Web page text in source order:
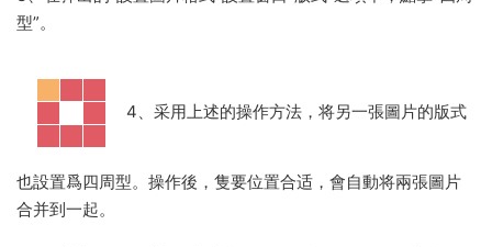
型”。
4、采用上述的操作方法，将另一張圖片的版式
也設置爲四周型。操作後，隻要位置合适，會自動将兩張圖片
合并到一起。